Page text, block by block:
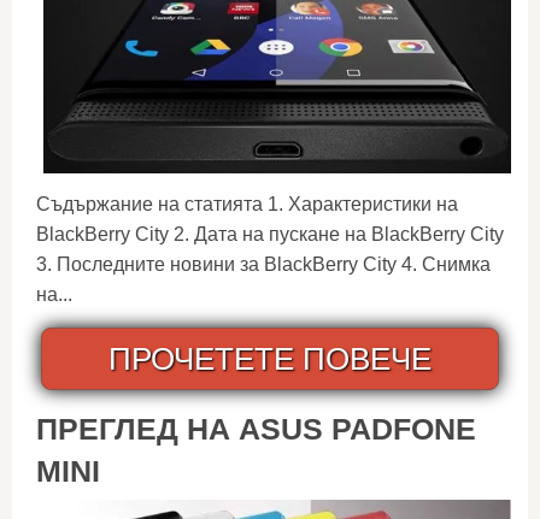
Съдържание на статията 1. Характеристики на
BlackBerry City 2. Дата на пускане на BlackBerry City
3. Последните новини за BlackBerry City 4. Снимка
на...
ПРОЧЕТЕТЕ ПОВЕЧЕ
ПРЕГЛЕД НА ASUS PADFONE
MINI